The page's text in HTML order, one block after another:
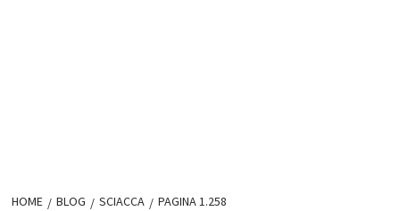
HOME BLOG SCIACCA PAGINA 1.258